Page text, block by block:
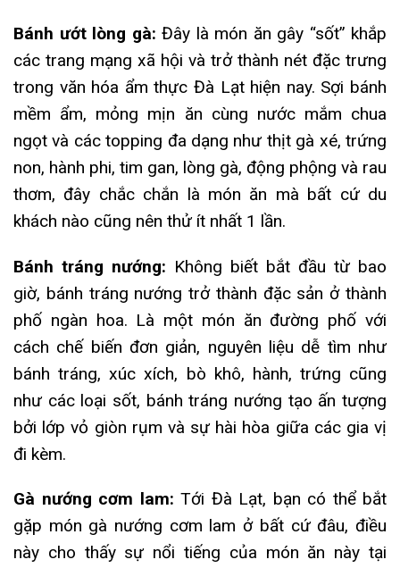
Bánh ướt lòng gà: Đây là món ăn gây “sốt” khắp
các trang mạng xã hội và trở thành nét đặc trưng
trong văn hóa ẩm thực Đà Lạt hiện nay. Sợi bánh
mềm ẩm, mỏng mịn ăn cùng nước mắm chua
ngọt và các topping đa dạng như thịt gà xé, trứng
non, hành phi, tim gan, lòng gà, động phộng và rau
thơm, đây chắc chắn là món ăn mà bất cứ du
khách nào cũng nên thử ít nhất 1 lần.
Bánh tráng nướng: Không biết bắt đầu từ bao
giờ, bánh tráng nướng trở thành đặc sản ở thành
phố ngàn hoa. Là một món ăn đường phố với
cách chế biến đơn giản, nguyên liệu dễ tìm như
bánh tráng, xúc xích, bò khô, hành, trứng cũng
như các loại sốt, bánh tráng nướng tạo ấn tượng
bởi lớp vỏ giòn rụm và sự hài hòa giữa các gia vị
đi kèm.
Gà nướng cơm lam: Tới Đà Lạt, bạn có thể bắt
gặp món gà nướng cơm lam ở bất cứ đâu, điều
này cho thấy sự nổi tiếng của món ăn này tại